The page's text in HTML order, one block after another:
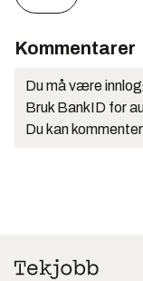
Kommentarer
Du må være
Bruk BankID for
Du kan